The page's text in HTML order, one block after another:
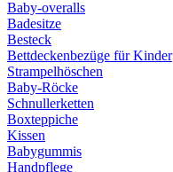
Baby-overalls
Badesitze
Besteck
Bettdeckenbezüge für Kinder
Strampelhöschen
Baby-Röcke
Schnullerketten
Boxteppiche
Kissen
Babygummis
Handpflege